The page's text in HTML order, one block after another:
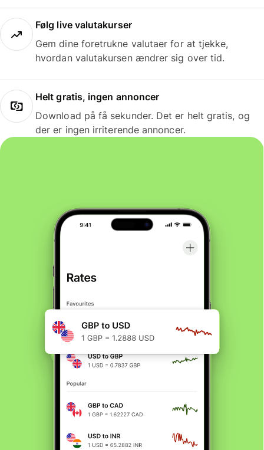
Følg live valutakurser
Gem dine foretrukne valutaer for at tjekke,
hvordan valutakursen ændrer sig over tid.
Helt gratis, ingen annoncer
Download på få sekunder. Det er helt gratis, og
der er ingen irriterende annoncer.